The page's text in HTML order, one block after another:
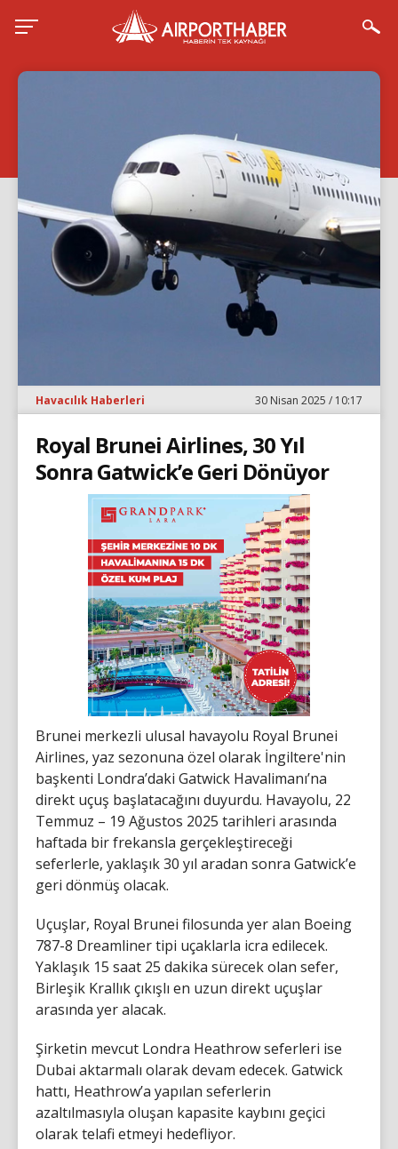
Havacılık Haberleri 30 Nisan 2025 / 10:17
Royal Brunei Airlines, 30 Yıl
Sonra Gatwick’e Geri Dönüyor
Brunei merkezli ulusal havayolu Royal Brunei
Airlines, yaz sezonuna özel olarak İngiltere'nin
başkenti Londra’daki Gatwick Havalimanı’na
direkt uçuş başlatacağını duyurdu. Havayolu, 22
Temmuz – 19 Ağustos 2025 tarihleri arasında
haftada bir frekansla gerçekleştireceği
seferlerle, yaklaşık 30 yıl aradan sonra Gatwick’e
geri dönmüş olacak.
Uçuşlar, Royal Brunei filosunda yer alan Boeing
787-8 Dreamliner tipi uçaklarla icra edilecek.
Yaklaşık 15 saat 25 dakika sürecek olan sefer,
Birleşik Krallık çıkışlı en uzun direkt uçuşlar
arasında yer alacak.
Şirketin mevcut Londra Heathrow seferleri ise
Dubai aktarmalı olarak devam edecek. Gatwick
hattı, Heathrow’a yapılan seferlerin
azaltılmasıyla oluşan kapasite kaybını geçici
olarak telafi etmeyi hedefliyor.